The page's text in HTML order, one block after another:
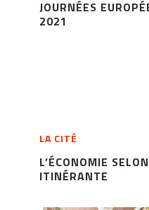
JOURNÉES
2021
LA CITÉ
L’ÉCONOMIE
ITINÉRANTE